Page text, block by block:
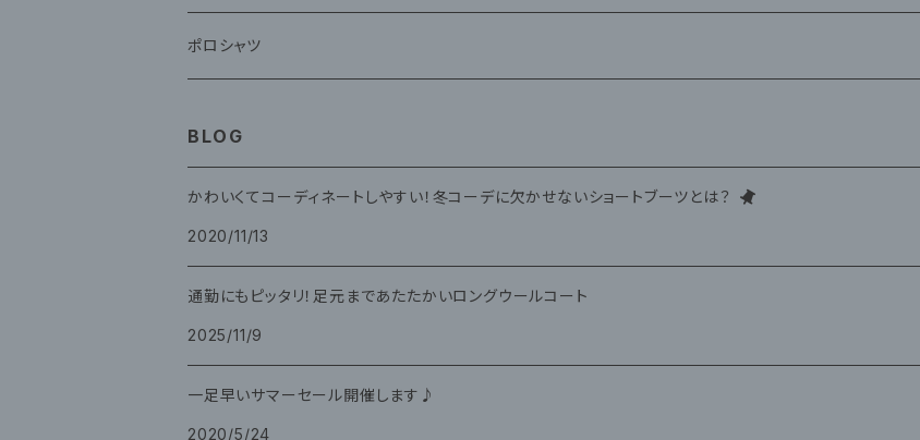
ポロシャツ
BLOG
かわいくてコーディネートしやすい！冬コーデに欠かせないショートブーツとは？
2020/11/13
通勤にもピッタリ！足元まであたたかいロングウールコート
2025/11/9
一足早いサマーセール開催します♪
2020/5/24